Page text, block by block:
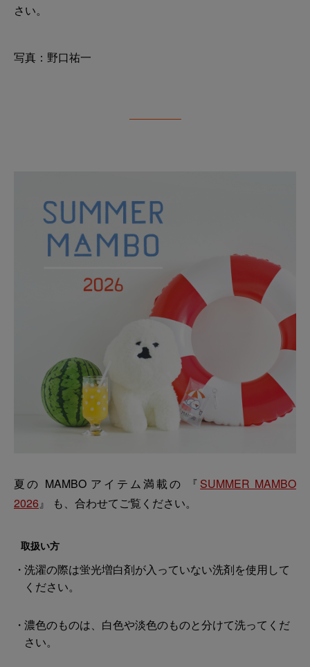
さい。
写真：野口祐一
夏の MAMBO アイテム満載の 『 SUMMER MAMBO
2026』 も、合わせてご覧ください。
取扱い方
洗濯の際は蛍光増白剤が入っていない洗剤を使用して
ください。
濃色のものは、白色や淡色のものと分けて洗ってくだ
さい。